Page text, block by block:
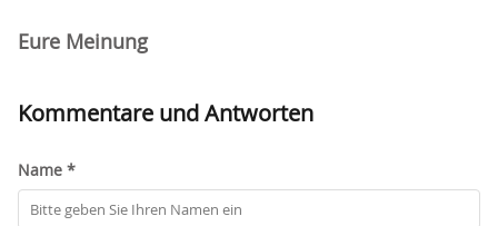
Eure Meinung
Kommentare und Antworten
Name *